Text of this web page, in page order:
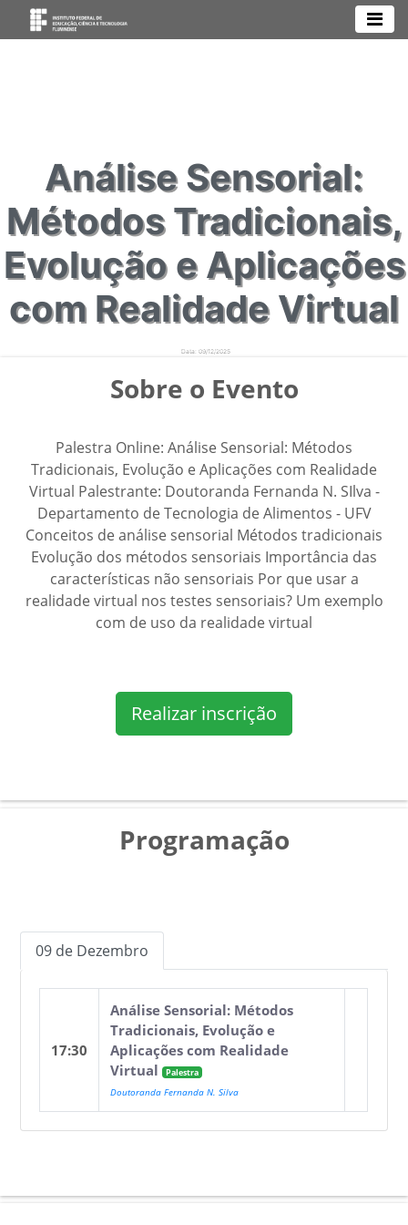
Análise Sensorial:
Métodos Tradicionais,
Evolução e Aplicações
com Realidade Virtual
Data: 09/12/2025
Sobre o Evento
Palestra Online: Análise Sensorial: Métodos
Tradicionais, Evolução e Aplicações com Realidade
Virtual Palestrante: Doutoranda Fernanda N. SIlva -
Departamento de Tecnologia de Alimentos - UFV
Conceitos de análise sensorial Métodos tradicionais
Evolução dos métodos sensoriais Importância das
características não sensoriais Por que usar a
realidade virtual nos testes sensoriais? Um exemplo
com de uso da realidade virtual
Realizar inscrição
Programação
09 de Dezembro
17:30
Análise Sensorial: Métodos
Tradicionais, Evolução e
Aplicações com Realidade
Virtual Palestra
Doutoranda Fernanda N. Silva